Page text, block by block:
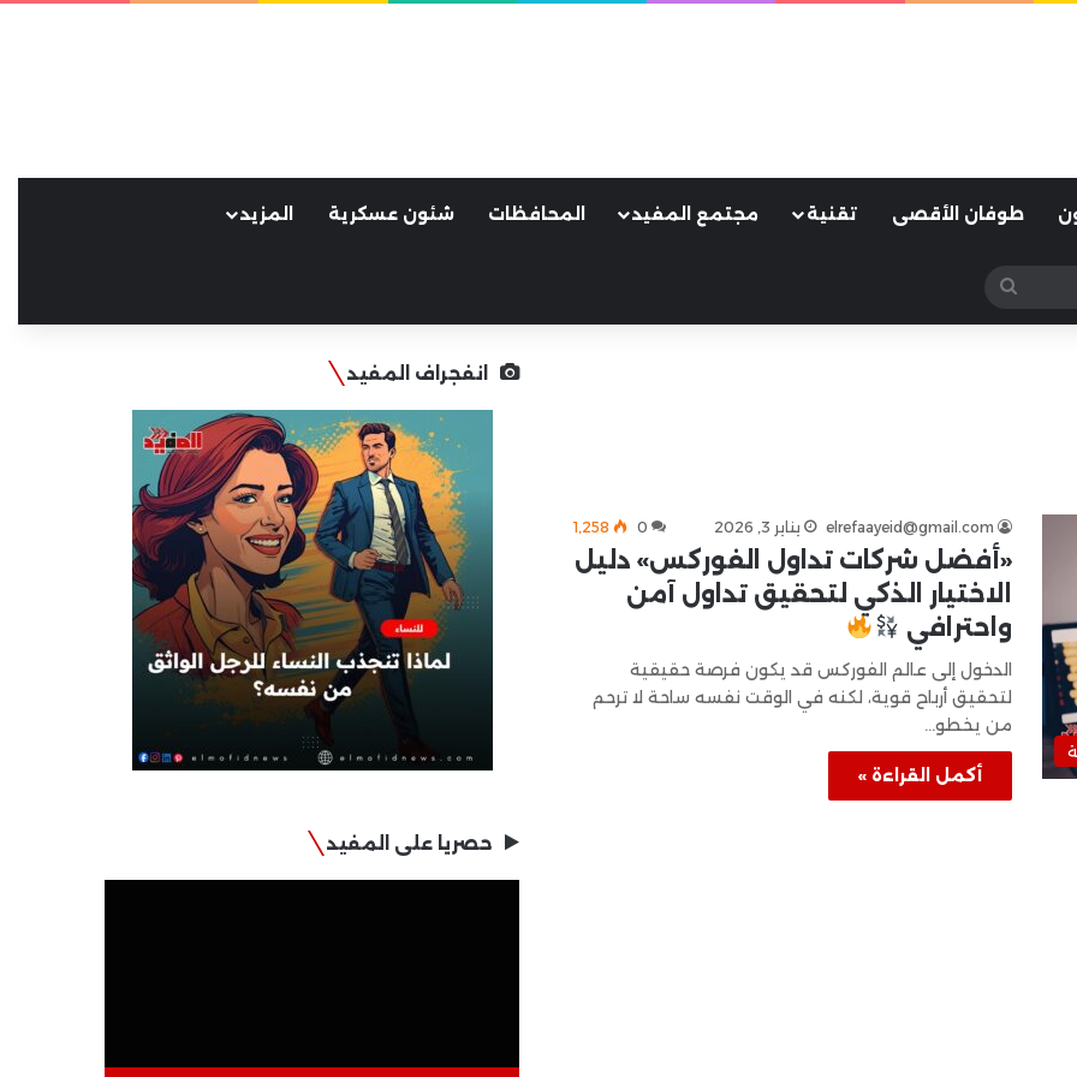
طوفان الأقصى تقنية مجتمع المفيد المحافظات شئون عسكرية المزيد
بحث
عن
elrefaayeid@gmail.com يناير 3, 2026 0 1٬258
«أفضل شركات تداول الفوركس» دليل
الاختيار الذكي لتحقيق تداول آمن
واحترافي
الدخول إلى عالم الفوركس قد يكون فرصة حقيقية
لتحقيق أرباح قوية، لكنه في الوقت نفسه ساحة لا ترحم
من يخطو…
أكمل القراءة »
انفجراف المفيد
حصريا على المفيد